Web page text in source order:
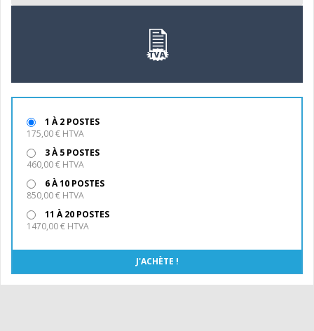
1 À 2 POSTES
175,00 € HTVA
3 À 5 POSTES
460,00 € HTVA
6 À 10 POSTES
850,00 € HTVA
11 À 20 POSTES
1470,00 € HTVA